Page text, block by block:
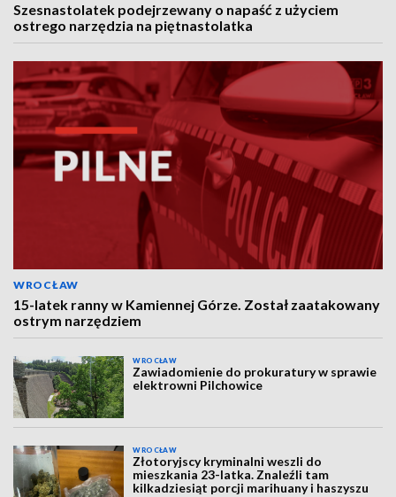
Szesnastolatek podejrzewany o napaść z użyciem
ostrego narzędzia na piętnastolatka
WROCŁAW
15-latek ranny w Kamiennej Górze. Został zaatakowany
ostrym narzędziem
WROCŁAW
Zawiadomienie do prokuratury w sprawie
elektrowni Pilchowice
WROCŁAW
Złotoryjscy kryminalni weszli do
mieszkania 23-latka. Znaleźli tam
kilkadziesiąt porcji marihuany i haszyszu